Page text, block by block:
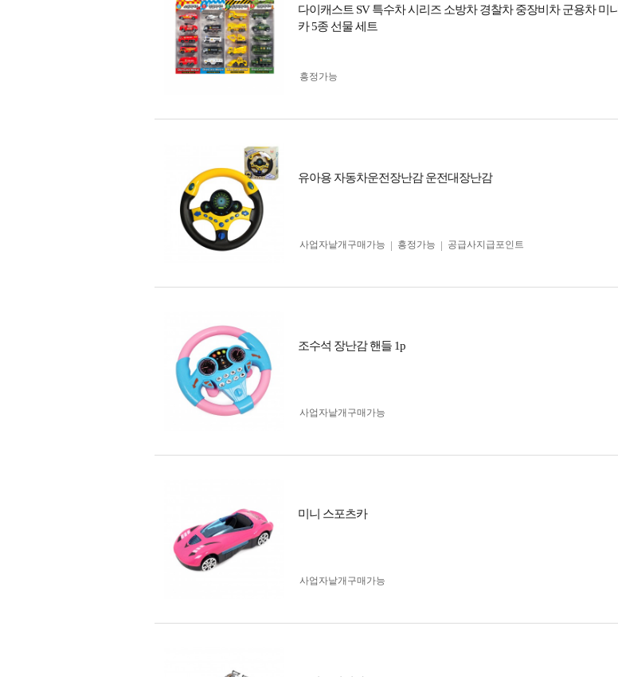
다이캐스트 SV 특수차 시리즈 소방차 경찰차 중장비차 군용차 미니
카 5종 선물 세트
흥정가능
유아용 자동차운전장난감 운전대장난감
사업자 낱개구매가능 흥정가능 공급사지급포인트
조수석 장난감 핸들 1p
사업자 낱개구매가능
미니 스포츠카
사업자 낱개구매가능